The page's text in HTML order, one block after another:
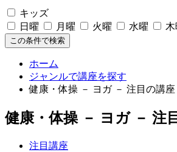
キッズ
日曜
月曜 火曜 水曜 木
この条件で検索
ホーム
ジャンルで講座を探す
健康・体操 － ヨガ － 注目の講座
健康・体操 － ヨガ － 注
注目講座